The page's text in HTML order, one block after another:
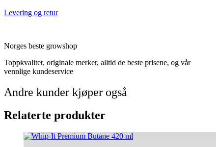
Levering og retur
Norges beste growshop
Toppkvalitet, originale merker, alltid de beste prisene, og vår
vennlige kundeservice
Andre kunder kjøper også
Relaterte produkter
Dette